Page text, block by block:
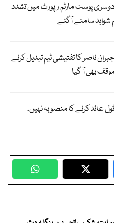
پوسٹ مارٹم رپورٹ میں تشدد
شواہد سامنے آگئے
ناصر کا تفتیشی ٹیم تبدیل کرنے
بھی آ گیا
ٹول عائد کرنے کا منصوبہ نہیں،
WhatsApp Twitter